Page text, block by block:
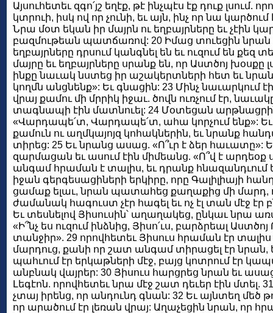
Այսուհետեւ զգո՛յշ եղէք, թէ ինչպէս էք դուք լսում.
կտրուի, իսկ ով որ չունի, եւ այն, ինչ որ նա
Նրա մօտ եկան իր մայրն ու եղբայրները եւ չէին
բազմութեան պատճառով: 20 Իմաց տուեցին նրան
եղբայրները դրսում կանգնել են եւ ուզում են քեզ
մայրը եւ եղբայրները սրանք են, որ Աստծոյ խօսքը
ինքը նաւակ նստեց իր աշակերտների հետ եւ
կողմն անցնենք»: Եւ գնացին: 23 Մինչ նաւարկում
վրայ քամու մի մրրիկ իջաւ. ծովն ուռչում էր,
տագնապի էին մատնուել: 24 Մօտեցան
«Վարդապե՛տ, Վարդապե՛տ, ահա կորչում ենք»:
քամուն ու աղմկայոյզ կոհակներին, եւ նրանք
տիրեց: 25 Եւ նրանց ասաց. «Ո՞ւր է ձեր
զարմացան եւ ասում էին միմեանց. «Ո՞վ է արդեօք
անգամ հրաման է տալիս, եւ դրանք հնազանդւում
իջան գերգեսացիների երկիրը, որը Գալիլիայի
ցամաք ելաւ, նրան պատահեց քաղաքից մի մարդ,
ժամանակ հագուստ չէր հագել եւ ոչ էլ տան մէջ էր
Եւ տեսնելով Յիսուսին՝ աղաղակեց, ընկաւ նրա
«Ի՞նչ ես ուզում ինձնից, Յիսո՛ւս, բարձրեալ
տանջիր». 29 որովհետեւ Յիսուս հրաման էր տալիս
մարդուց, քանի որ շատ անգամ տիրացել էր նրան,
պահւում էր երկաթների մէջ, բայց կոտրում էր
անբնակ վայրեր: 30 Յիսուս հարցրեց նրան եւ
Լեգէոն. որովհետեւ նրա մէջ շատ դեւեր էին մտել.
չտայ իրենց, որ անդունդ գնան: 32 Եւ այնտեղ մեծ
որ արածում էր լեռան վրայ: Աղաչեցին նրան, որ